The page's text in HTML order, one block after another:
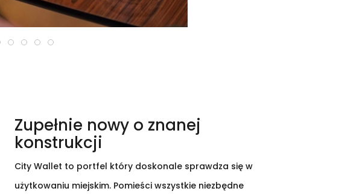
Zupełnie nowy o znanej
konstrukcji
City Wallet to portfel który doskonale sprawdza się w
użytkowaniu miejskim. Pomieści wszystkie niezbędne